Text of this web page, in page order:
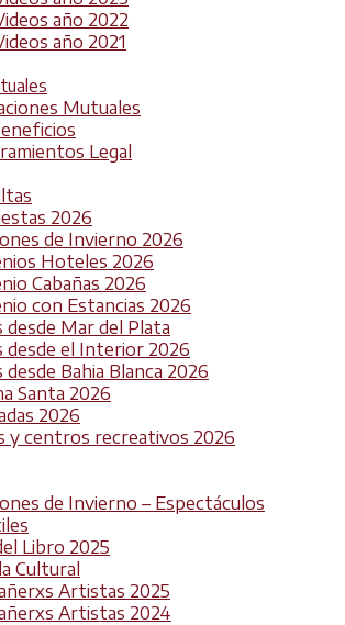
año 2022
año 2021
Mutuales
Legal
2026
de Invierno 2026
Hoteles 2026
Cabañas 2026
con Estancias 2026
desde Mar del Plata
desde el Interior 2026
desde Bahia Blanca 2026
Santa 2026
2026
y centros recreativos 2026
de Invierno – Espectáculos
Libro 2025
Cultural
Artistas 2025
Artistas 2024